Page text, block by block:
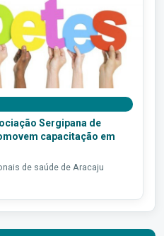
Sergipana de
capacitação em
de saúde de Aracaju